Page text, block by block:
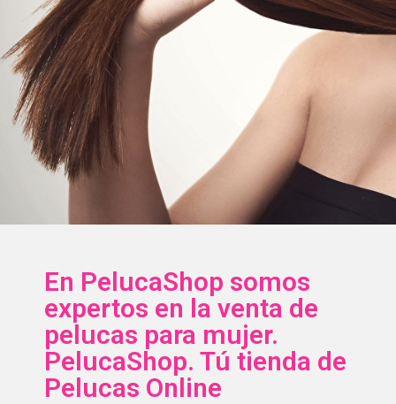
En PelucaShop somos
expertos en la venta de
pelucas para mujer.
PelucaShop. Tú tienda de
Pelucas Online